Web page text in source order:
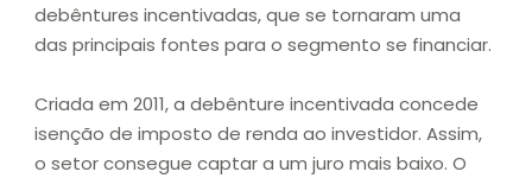
debêntures incentivadas, que se tornaram uma
das principais fontes para o segmento se financiar.
Criada em 2011, a debênture incentivada concede
isenção de imposto de renda ao investidor. Assim,
o setor consegue captar a um juro mais baixo. O